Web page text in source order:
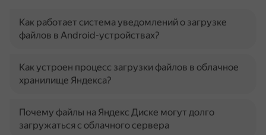
Как работает система уведомлений о загрузке
файлов в Android-устройствах?
Как устроен процесс загрузки файлов в облачное
хранилище Яндекса?
Почему файлы на Яндекс Диске могут долго
загружаться с облачного сервера